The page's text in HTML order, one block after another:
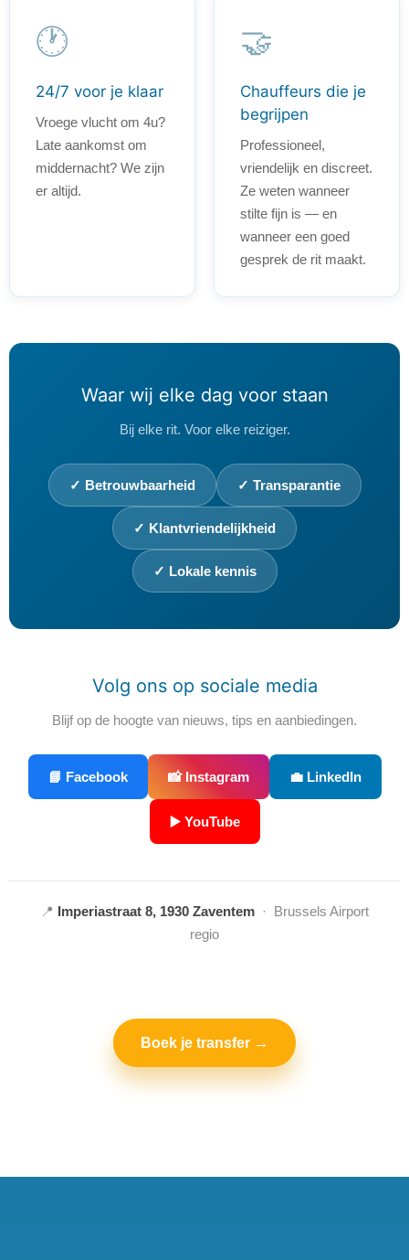
🕐
24/7 voor je klaar
Vroege vlucht om 4u?
Late aankomst om
middernacht? We zijn
er altijd.
🤝
Chauffeurs die je
begrijpen
Professioneel,
vriendelijk en discreet.
Ze weten wanneer
stilte fijn is — en
wanneer een goed
gesprek de rit maakt.
Waar wij elke dag voor staan
Bij elke rit. Voor elke reiziger.
✓ Betrouwbaarheid ✓ Transparantie
✓ Klantvriendelijkheid
✓ Lokale kennis
Volg ons op sociale media
Blijf op de hoogte van nieuws, tips en aanbiedingen.
📘 Facebook 📸 Instagram 💼 LinkedIn
▶️ YouTube
📍 Imperiastraat 8, 1930 Zaventem · Brussels Airport
regio
Boek je transfer →